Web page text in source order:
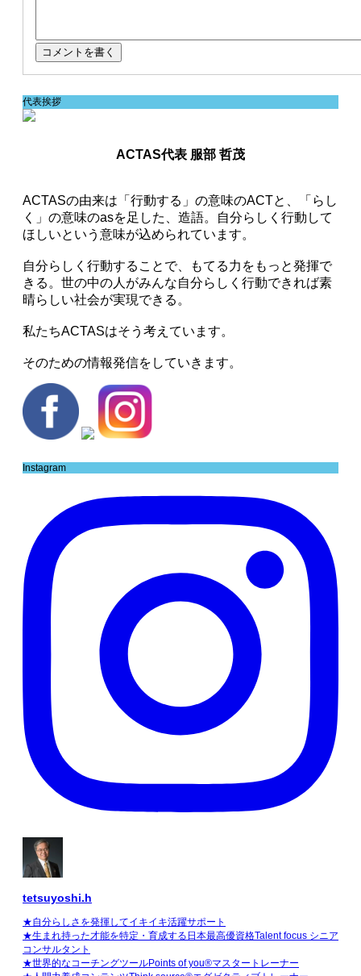
代表挨拶
ACTAS代表 服部 哲茂
ACTASの由来は「行動する」の意味のACTと、「らし
く」の意味のasを足した、造語。自分らしく行動して
ほしいという意味が込められています。
自分らしく行動することで、もてる力をもっと発揮で
きる。世の中の人がみんな自分らしく行動できれば素
晴らしい社会が実現できる。
私たちACTASはそう考えています。
そのための情報発信をしていきます。
Instagram
tetsuyoshi.h
★自分らしさを発揮してイキイキ活躍サポート
★生まれ持った才能を特定・育成する日本最高優資格Talent focus シニア
コンサルタント
★世界的なコーチングツールPoints of you®マスタートレーナー